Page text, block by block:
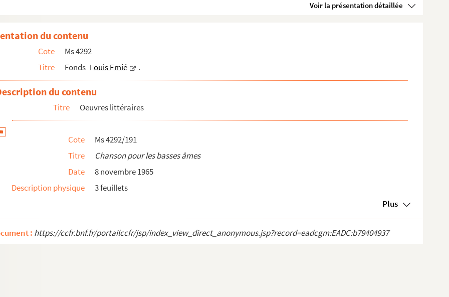
Voir la présentation détaillée
du contenu
Cote
Ms 4292
Titre
Fonds Louis Emié .
du contenu
Titre Oeuvres littéraires
Cote
Ms 4292/191
Titre
Chanson pour les basses âmes
Date
8 novembre 1965
Description physique
3 feuillets
Plus
: https://ccfr.bnf.fr/portailccfr/jsp/index_view_direct_anonymous.jsp?record=eadcgm:EADC:b79404937